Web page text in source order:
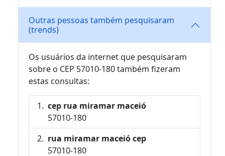
Outras pessoas também pesquisaram
(trends)
Os usuários da internet que pesquisaram
sobre o CEP 57010-180 também fizeram
estas consultas:
cep rua miramar maceió
57010-180
rua miramar maceió cep
57010-180